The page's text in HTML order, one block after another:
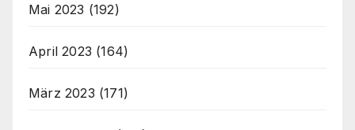
Mai 2023 (192)
April 2023 (164)
März 2023 (171)